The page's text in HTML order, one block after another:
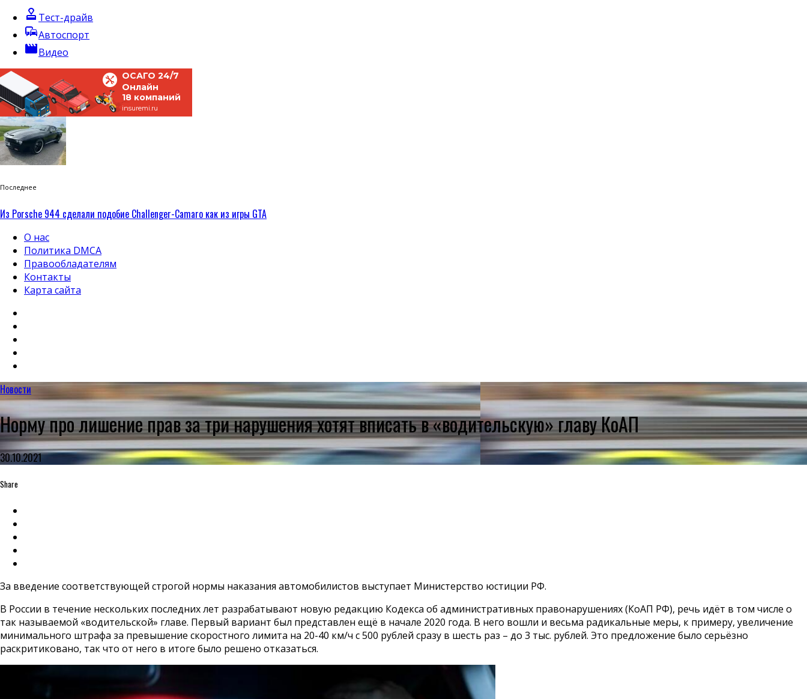
approval Тест-драйв
commuteАвтоспорт
movieВидео
ОСАГО 24/7
Онлайн
18 компаний
insuremi.ru
Последнее
Из Porsche 944 сделали подобие Challenger-Camaro как из игры GTA
О нас
Политика DMCA
Правообладателям
Контакты
Карта сайта
Новости
Норму про лишение прав за три нарушения хотят вписать в «водительскую» главу КоАП
30.10.2021
Share
За введение соответствующей строгой нормы наказания автомобилистов выступает Министерство юстиции РФ.
В России в течение нескольких последних лет разрабатывают новую редакцию Кодекса об административных правонарушениях (КоАП РФ), речь идёт в том числе о
так называемой «водительской» главе. Первый вариант был представлен ещё в начале 2020 года. В него вошли и весьма радикальные меры, к примеру, увеличение
минимального штрафа за превышение скоростного лимита на 20-40 км/ч с 500 рублей сразу в шесть раз – до 3 тыс. рублей. Это предложение было серьёзно
раскритиковано, так что от него в итоге было решено отказаться.